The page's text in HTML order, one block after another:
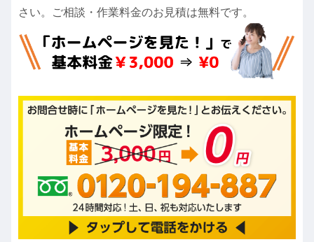
さい。ご相談・作業料金のお見積は無料です。